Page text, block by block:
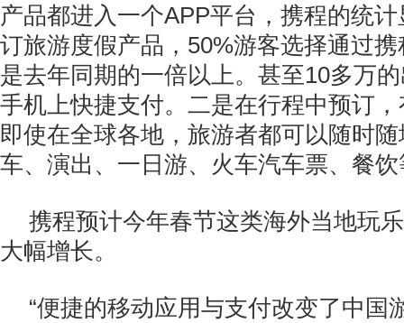
产品都进入一个APP平台，携程的统
订旅游度假产品，50%游客选择通过
是去年同期的一倍以上。甚至10多万
手机上快捷支付。二是在行程中预订
即使在全球各地，旅游者都可以随时
车、演出、一日游、火车汽车票、餐
携程预计今年春节这类海外当地玩
大幅增长。
“便捷的移动应用与支付改变了中国